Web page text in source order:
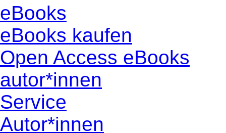
eBooks
eBooks kaufen
Open Access eBooks
autor*innen
Service
Autor*innen